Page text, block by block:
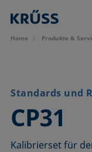
Home Produkte &
Standards und
CP31
–
Kalibrierset für